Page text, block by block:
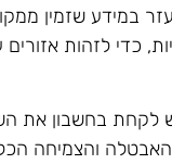
במידע שזמין
כדי לזהות אזורים
לקחת בחשבון את
והצמיחה